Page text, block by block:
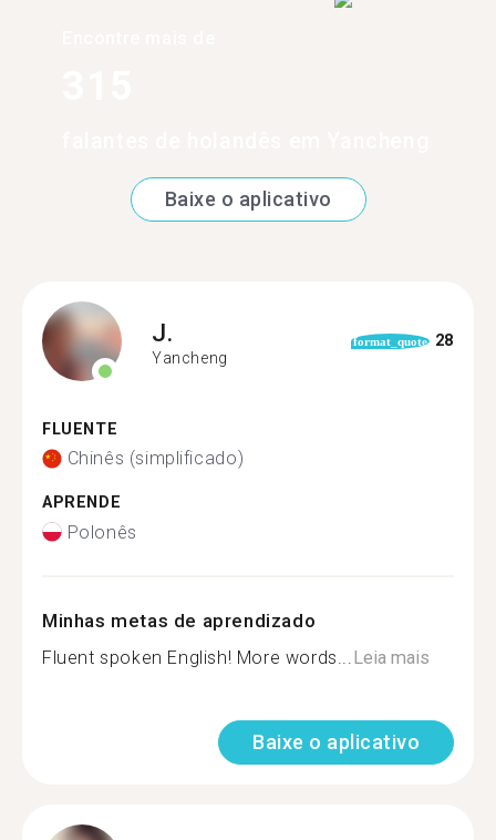
Baixe o aplicativo
J.
Yancheng
format_quote 28
FLUENTE
Chinês (simplificado)
APRENDE
Polonês
Minhas metas de aprendizado
Fluent spoken English! More words... Leia mais
Baixe o aplicativo